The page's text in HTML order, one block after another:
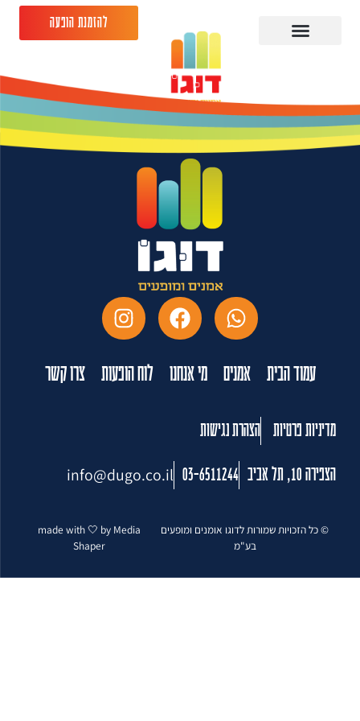
להזמנת הופעה
מני עוזרי – 30.07.26 -
תיאטרון ירושלים
עמוד הבית אמנים מי אנחנו לוח הופעות צרו קשר
מדיניות פרטיות הצהרת נגישות
הצפירה 10, תל אביב 03-6511244
info@dugo.co.il
© כל הזכויות שמורות לדוגו אומנים ומופעים
בע"מ
made with 🤍 by Media
Shaper